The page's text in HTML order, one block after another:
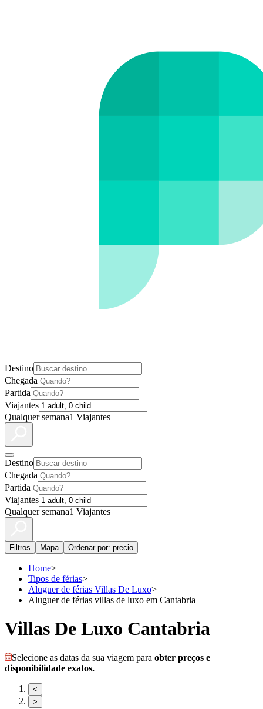
Destino
Chegada
Partida
Viajantes
Qualquer semana1 Viajantes
Destino
Chegada
Partida
Viajantes
Qualquer semana1 Viajantes
Filtros Mapa Ordenar por: precio
Home>
Tipos de férias>
Aluguer de férias Villas De Luxo>
Aluguer de férias villas de luxo em Cantabria
Villas De Luxo Cantabria
Selecione as datas da sua viagem para obter preços e
disponibilidade exatos.
<
>